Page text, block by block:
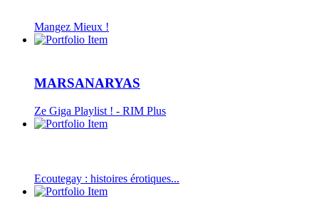
Mangez Mieux !
MARSANARYAS
Ze Giga Playlist ! - RIM Plus
Ecoutegay : histoires érotiques...